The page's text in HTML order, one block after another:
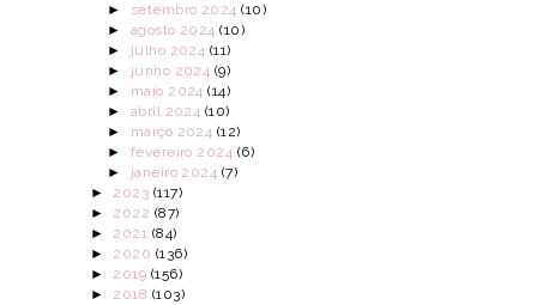
► setembro 2024(10)
► agosto 2024(10)
► julho 2024 (11)
► junho 2024 (9)
► maio 2024(14)
► abril 2024 (10)
► março 2024 (12)
► fevereiro 2024 (6)
► janeiro 2024 (7)
► 2023 (117)
► 2022 (87)
► 2021 (84)
► 2020 (136)
► 2019 (156)
► 2018 (103)